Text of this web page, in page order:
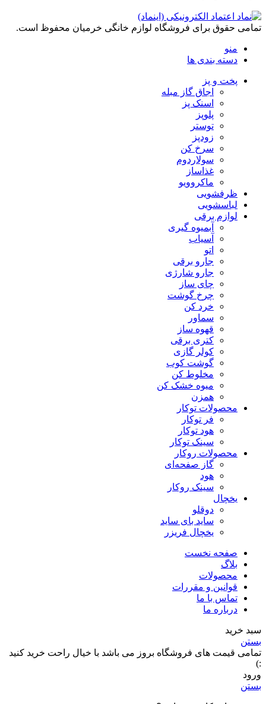
تمامی حقوق برای فروشگاه لوازم خانگی خرمیان محفوظ است.
منو
دسته بندی ها
پخت و پز
اجاق گاز مبله
اسنک پز
پلوپز
توستر
زودپز
سرخ کن
سولاردوم
غذاساز
ماکروویو
ظرفشویی
لباسشویی
لوازم برقی
آبمیوه گیری
آسیاب
اتو
جارو برقی
جارو شارژی
چای ساز
چرخ گوشت
خرد کن
سماور
قهوه ساز
کتری برقی
کولر گازی
گوشت کوب
مخلوط کن
میوه خشک کن
همزن
محصولات توکار
فر توکار
هود توکار
سینک توکار
محصولات روکار
گاز صفحه‌ای
هود
سینک روکار
یخچال
دوقلو
ساید بای ساید
یخچال فریزر
صفحه نخست
بلاگ
محصولات
قوانین و مقررات
تماس با ما
درباره ما
سبد خرید
بستن
تمامی قیمت های فروشگاه بروز می باشد با خیال راحت خرید کنید
:)
ورود
بستن